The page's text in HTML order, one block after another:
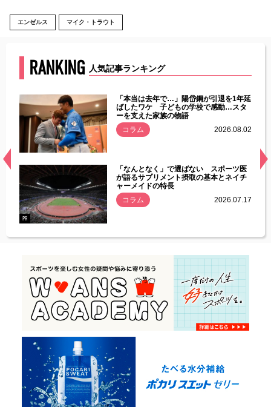
エンゼルス マイク・トラウト
RANKING 人気記事ランキング
常
「本当は去年で…」陽岱鋼が引退を1年延
ばしたワケ 子どもの学校で感動…スタ
ーを支えた家族の物語
コラム
2026.08.02
PR
「なんとなく」で選ばない スポーツ医
が語るサプリメント摂取の基本とネイチ
ャーメイドの特長
コラム
2026.07.17